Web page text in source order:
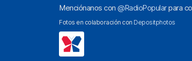
Menciónanos con @RadioPopularpara
Fotos en colaboración con Depositphotos